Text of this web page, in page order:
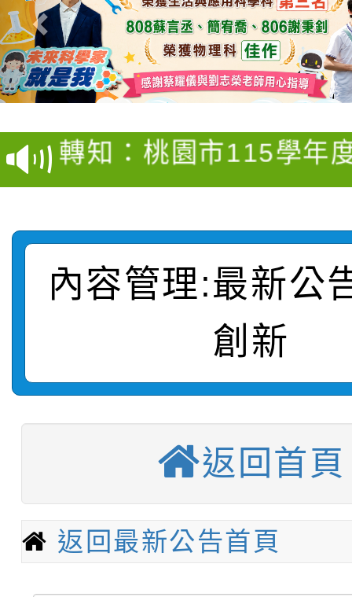
【甄選結果(第4招)】
學年度第1學期第9次代
結果(第4招)
【甄選結果(第12招)】
學年度第1學期第7次代
結果(第12招)
轉知：桃園市115學年
賽及師生本土語及新住
賽實施要點
轉知：「桃園市115學
比賽實施要點」
轉知：「115年金融知
動辦法」
轉知臺中市政府政風處
城市手牽手，綠能透明
轉知：「115學年度全
劇比賽實施要點」及修
轉知：桃園市115年度
學年度第1學期第7次
結果(第11招)
【甄選結果(第3招)】
結果(第3招)
學年度第1學期第9次代
【甄選結果(第12招)】
內容管理:最新公
創新
返回首頁
返回最新公告首頁